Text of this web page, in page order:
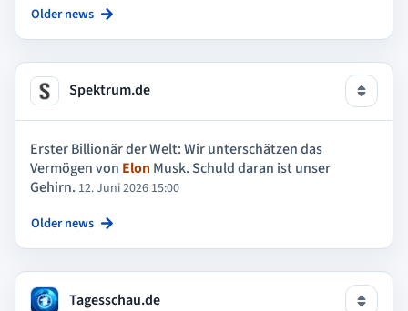
Older news
Spektrum.de
Erster Billionär der Welt: Wir unterschätzen das
Vermögen von Elon Musk. Schuld daran ist unser
Gehirn. 12. Juni 2026 15:00
Older news
Tagesschau.de